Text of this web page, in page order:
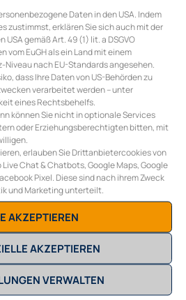
Daten in den USA. Indem
zustimmst, erklären Sie sich auch mit der
gemäß Art. 49 (1) lit. a DSGVO
vom EuGH als ein Land mit einem
nach EU-Standards angesehen.
dass Ihre Daten von US-Behörden zu
verarbeitet werden – unter
eines Rechtsbehelfs.
können Sie nicht in optionale Services
oder Erziehungsberechtigten bitten, mit
erlauben Sie Drittanbietercookies von
Live Chat & Chatbots, Google Maps, Google
Pixel. Diese sind nach ihrem Zweck
und Marketing unterteilt.
AKZEPTIEREN
AKZEPTIEREN
VERWALTEN
Valentin Infoabend →
GMBH